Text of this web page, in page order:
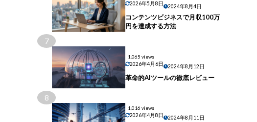
2026年5月8日 2024年8月4日
コンテンツビジネスで月収100万
円を達成する方法
7
1,065 views
2026年4月6日 2024年8月12日
革命的AIツールの徹底レビュー
8
1,016 views
2026年4月8日 2024年8月11日